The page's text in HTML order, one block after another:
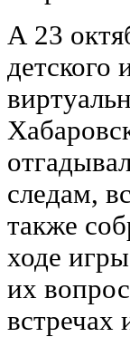
А 23
детского
следам,
также
ходе
их
встречах